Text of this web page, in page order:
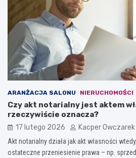
ARANŻACJA SALONU NIERUCHOMOŚCI
Czy akt notarialny jest aktem
rzeczywiście oznacza?
17 lutego 2026 Kacper Owczarek
Akt notarialny działa jak akt własności
ostateczne przeniesienie prawa – np.